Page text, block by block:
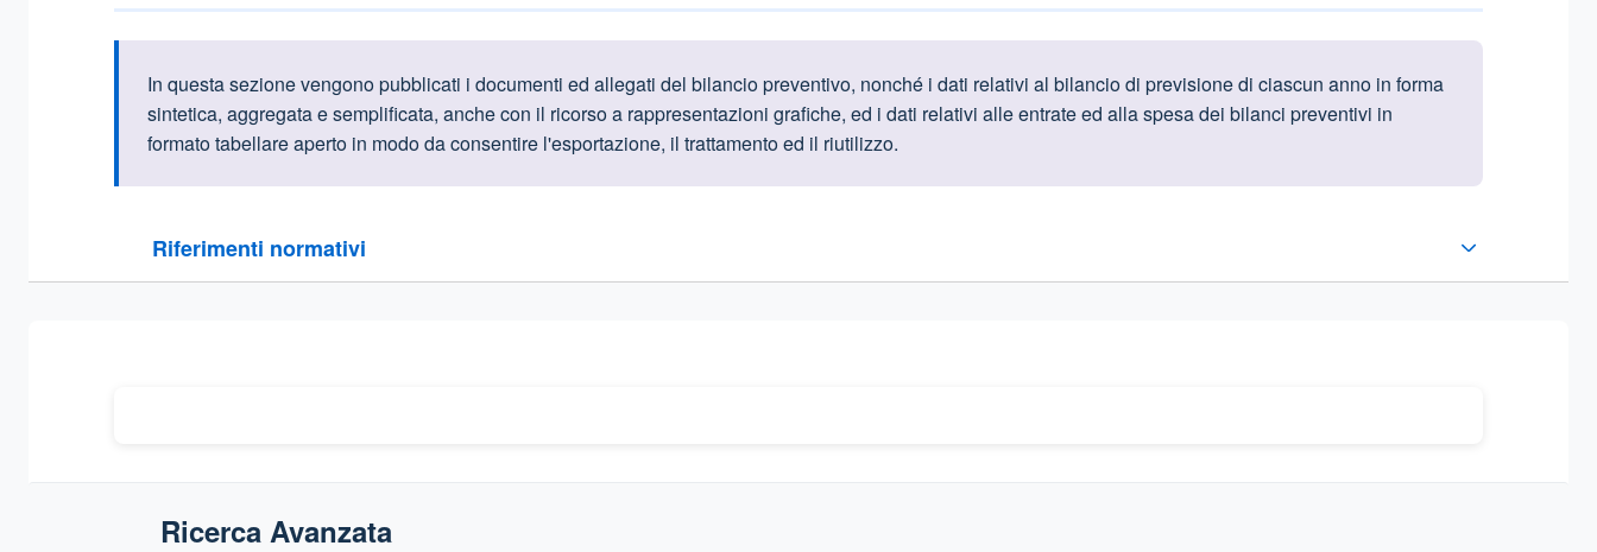
Informazioni introduttive
In questa sezione vengono pubblicati i documenti ed allegati del bilancio preventivo, nonché i dati relativi al bilancio di previsione di ciascun anno in forma
sintetica, aggregata e semplificata, anche con il ricorso a rappresentazioni grafiche, ed i dati relativi alle entrate ed alla spesa dei bilanci preventivi in
formato tabellare aperto in modo da consentire l'esportazione, il trattamento ed il riutilizzo.
Riferimenti normativi
Sezione compressa
Ricerca Avanzata